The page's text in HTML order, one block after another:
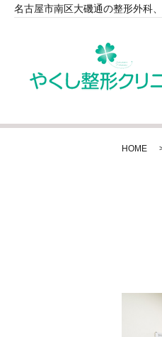
名古屋市南区大磯通の整形外科
HOME